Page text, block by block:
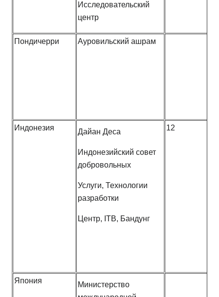
Исследовательский
центр
Пондичерри Ауровильский ашрам
Индонезия Дайан Деса
Индонезийский совет
добровольных
Услуги, Технологии
разработки
Центр, ITB, Бандунг
12
Япония
Министерство